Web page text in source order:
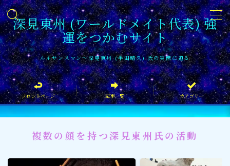
深見東州 (ワールドメイト代表) 強
運をつかむサイト
ルネサンスマン〜深見東州 (半田晴久) 氏の実像に迫る
MENU
フロントページ
記事一覧
イベント情報
企業家
フロントページ 記事一覧 カテゴリー
複数の顔を持つ深見東州氏の活動